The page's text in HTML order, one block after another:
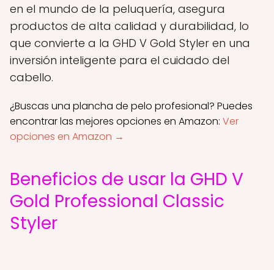
en el mundo de la peluquería, asegura
productos de alta calidad y durabilidad, lo
que convierte a la GHD V Gold Styler en una
inversión inteligente para el cuidado del
cabello.
¿Buscas una plancha de pelo profesional? Puedes
encontrar las mejores opciones en Amazon: Ver
opciones en Amazon →
Beneficios de usar la GHD V
Gold Professional Classic
Styler